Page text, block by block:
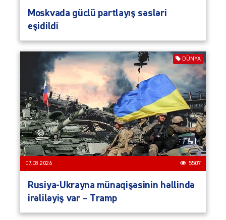
Moskvada güclü partlayış səsləri
eşidildi
DÜNYA
07.08.2026 5507
Rusiya-Ukrayna münaqişəsinin həllində
irəliləyiş var – Tramp